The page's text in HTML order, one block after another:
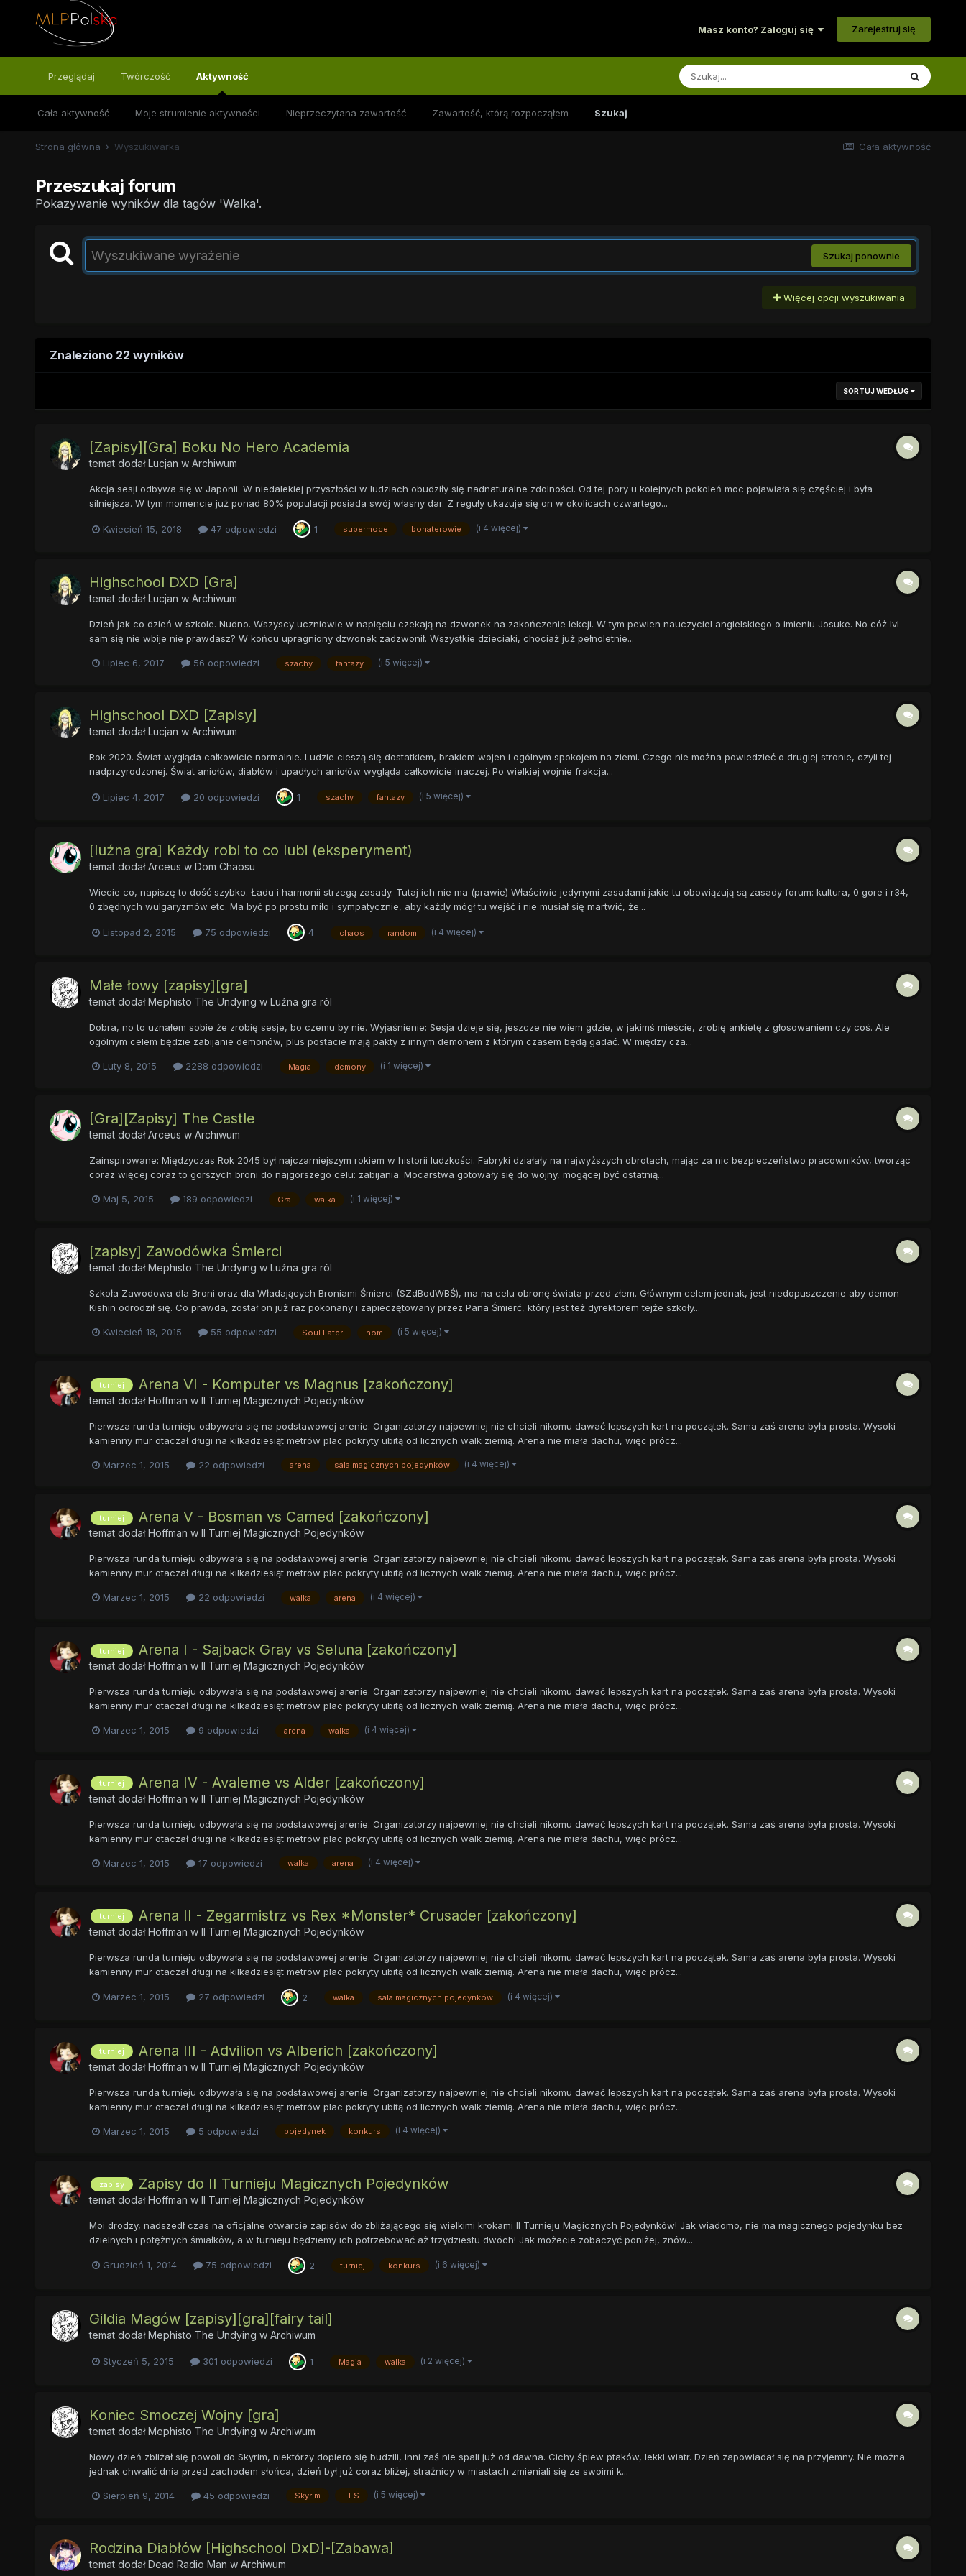
Masz konto? Zaloguj się Zarejestruj się
Przeglądaj Twórczość Aktywność
Cała aktywność Moje strumienie aktywności Nieprzeczytana zawartość Zawartość, którą rozpocząłem Szukaj
Cała aktywność
Strona główna Wyszukiwarka
Przeszukaj forum
Pokazywanie wyników dla tagów 'Walka'.
Szukaj ponownie
Więcej opcji wyszukiwania
Znaleziono 22 wyników
SORTUJ WEDŁUG
[Zapisy][Gra] Boku No Hero Academia
temat dodałLucjan w Archiwum
Akcja sesji odbywa się w Japonii. W niedalekiej przyszłości w ludziach obudziły się nadnaturalne zdolności. Od tej pory u kolejnych pokoleń moc pojawiała się częściej i była
silniejsza. W tym momencie już ponad 80% populacji posiada swój własny dar. Z reguły ukazuje się on w okolicach czwartego...
Kwiecień 15, 2018 47 odpowiedzi 1 supermoce bohaterowie (i 4 więcej)
Highschool DXD [Gra]
temat dodałLucjan w Archiwum
Dzień jak co dzień w szkole. Nudno. Wszyscy uczniowie w napięciu czekają na dzwonek na zakończenie lekcji. W tym pewien nauczyciel angielskiego o imieniu Josuke. No cóż lvl
sam się nie wbije nie prawdasz? W końcu upragniony dzwonek zadzwonił. Wszystkie dzieciaki, chociaż już pełnoletnie...
Lipiec 6, 2017 56 odpowiedzi szachy fantazy (i 5 więcej)
Highschool DXD [Zapisy]
temat dodałLucjan w Archiwum
Rok 2020. Świat wygląda całkowicie normalnie. Ludzie cieszą się dostatkiem, brakiem wojen i ogólnym spokojem na ziemi. Czego nie można powiedzieć o drugiej stronie, czyli tej
nadprzyrodzonej. Świat aniołów, diabłów i upadłych aniołów wygląda całkowicie inaczej. Po wielkiej wojnie frakcja...
Lipiec 4, 2017 20 odpowiedzi 1 szachy fantazy (i 5 więcej)
[luźna gra] Każdy robi to co lubi (eksperyment)
temat dodałArceus w Dom Chaosu
Wiecie co, napiszę to dość szybko. Ładu i harmonii strzegą zasady. Tutaj ich nie ma (prawie) Właściwie jedynymi zasadami jakie tu obowiązują są zasady forum: kultura, 0 gore i r34,
0 zbędnych wulgaryzmów etc. Ma być po prostu miło i sympatycznie, aby każdy mógł tu wejść i nie musiał się martwić, że...
Listopad 2, 2015 75 odpowiedzi 4 chaos random (i 4 więcej)
Małe łowy [zapisy][gra]
temat dodał Mephisto The Undying w Luźna gra ról
Dobra, no to uznałem sobie że zrobię sesje, bo czemu by nie. Wyjaśnienie: Sesja dzieje się, jeszcze nie wiem gdzie, w jakimś mieście, zrobię ankietę z głosowaniem czy coś. Ale
ogólnym celem będzie zabijanie demonów, plus postacie mają pakty z innym demonem z którym czasem będą gadać. W między cza...
Luty 8, 2015 2288 odpowiedzi Magia demony (i 1 więcej)
[Gra][Zapisy] The Castle
temat dodałArceus w Archiwum
Zainspirowane: Międzyczas Rok 2045 był najczarniejszym rokiem w historii ludzkości. Fabryki działały na najwyższych obrotach, mając za nic bezpieczeństwo pracowników, tworząc
coraz więcej coraz to gorszych broni do najgorszego celu: zabijania. Mocarstwa gotowały się do wojny, mogącej być ostatnią...
Maj 5, 2015 189 odpowiedzi Gra walka (i 1 więcej)
[zapisy] Zawodówka Śmierci
temat dodałMephisto The Undying w Luźna gra ról
Szkoła Zawodowa dla Broni oraz dla Władających Broniami Śmierci (SZdBodWBŚ), ma na celu obronę świata przed złem. Głównym celem jednak, jest niedopuszczenie aby demon
Kishin odrodził się. Co prawda, został on już raz pokonany i zapieczętowany przez Pana Śmierć, który jest też dyrektorem tejże szkoły...
Kwiecień 18, 2015 55 odpowiedzi Soul Eater nom (i 5 więcej)
turniej Arena VI - Komputer vs Magnus [zakończony]
temat dodałHoffman w II Turniej Magicznych Pojedynków
Pierwsza runda turnieju odbywała się na podstawowej arenie. Organizatorzy najpewniej nie chcieli nikomu dawać lepszych kart na początek. Sama zaś arena była prosta. Wysoki
kamienny mur otaczał długi na kilkadziesiąt metrów plac pokryty ubitą od licznych walk ziemią. Arena nie miała dachu, więc prócz...
Marzec 1, 2015 22 odpowiedzi arena sala magicznych pojedynków (i 4 więcej)
turniej Arena V - Bosman vs Camed [zakończony]
temat dodałHoffman w II Turniej Magicznych Pojedynków
Pierwsza runda turnieju odbywała się na podstawowej arenie. Organizatorzy najpewniej nie chcieli nikomu dawać lepszych kart na początek. Sama zaś arena była prosta. Wysoki
kamienny mur otaczał długi na kilkadziesiąt metrów plac pokryty ubitą od licznych walk ziemią. Arena nie miała dachu, więc prócz...
Marzec 1, 2015 22 odpowiedzi walka arena (i 4 więcej)
turniej Arena I - Sajback Gray vs Seluna [zakończony]
temat dodałHoffman w II Turniej Magicznych Pojedynków
Pierwsza runda turnieju odbywała się na podstawowej arenie. Organizatorzy najpewniej nie chcieli nikomu dawać lepszych kart na początek. Sama zaś arena była prosta. Wysoki
kamienny mur otaczał długi na kilkadziesiąt metrów plac pokryty ubitą od licznych walk ziemią. Arena nie miała dachu, więc prócz...
Marzec 1, 2015 9 odpowiedzi arena walka (i 4 więcej)
turniej Arena IV - Avaleme vs Alder [zakończony]
temat dodałHoffman w II Turniej Magicznych Pojedynków
Pierwsza runda turnieju odbywała się na podstawowej arenie. Organizatorzy najpewniej nie chcieli nikomu dawać lepszych kart na początek. Sama zaś arena była prosta. Wysoki
kamienny mur otaczał długi na kilkadziesiąt metrów plac pokryty ubitą od licznych walk ziemią. Arena nie miała dachu, więc prócz...
Marzec 1, 2015 17 odpowiedzi walka arena (i 4 więcej)
turniej Arena II - Zegarmistrz vs Rex *Monster* Crusader [zakończony]
temat dodałHoffman w II Turniej Magicznych Pojedynków
Pierwsza runda turnieju odbywała się na podstawowej arenie. Organizatorzy najpewniej nie chcieli nikomu dawać lepszych kart na początek. Sama zaś arena była prosta. Wysoki
kamienny mur otaczał długi na kilkadziesiąt metrów plac pokryty ubitą od licznych walk ziemią. Arena nie miała dachu, więc prócz...
Marzec 1, 2015 27 odpowiedzi 2 walka sala magicznych pojedynków (i 4 więcej)
turniej Arena III - Advilion vs Alberich [zakończony]
temat dodałHoffman w II Turniej Magicznych Pojedynków
Pierwsza runda turnieju odbywała się na podstawowej arenie. Organizatorzy najpewniej nie chcieli nikomu dawać lepszych kart na początek. Sama zaś arena była prosta. Wysoki
kamienny mur otaczał długi na kilkadziesiąt metrów plac pokryty ubitą od licznych walk ziemią. Arena nie miała dachu, więc prócz...
Marzec 1, 2015 5 odpowiedzi pojedynek konkurs (i 4 więcej)
zapisy Zapisy do II Turnieju Magicznych Pojedynków
temat dodałHoffman w II Turniej Magicznych Pojedynków
Moi drodzy, nadszedł czas na oficjalne otwarcie zapisów do zbliżającego się wielkimi krokami II Turnieju Magicznych Pojedynków! Jak wiadomo, nie ma magicznego pojedynku bez
dzielnych i potężnych śmiałków, a w turnieju będziemy ich potrzebować aż trzydziestu dwóch! Jak możecie zobaczyć poniżej, znów...
Grudzień 1, 2014 75 odpowiedzi 2 turniej konkurs (i 6 więcej)
Gildia Magów [zapisy][gra][fairy tail]
temat dodałMephisto The Undying w Archiwum
Styczeń 5, 2015 301 odpowiedzi 1 Magia walka (i 2 więcej)
Koniec Smoczej Wojny [gra]
temat dodałMephisto The Undying w Archiwum
Nowy dzień zbliżał się powoli do Skyrim, niektórzy dopiero się budzili, inni zaś nie spali już od dawna. Cichy śpiew ptaków, lekki wiatr. Dzień zapowiadał się na przyjemny. Nie można
jednak chwalić dnia przed zachodem słońca, dzień był już coraz bliżej, strażnicy w miastach zmieniali się ze swoimi k...
Sierpień 9, 2014 45 odpowiedzi Skyrim TES (i 5 więcej)
Rodzina Diabłów [Highschool DxD]-[Zabawa]
temat dodałDead Radio Man w Archiwum